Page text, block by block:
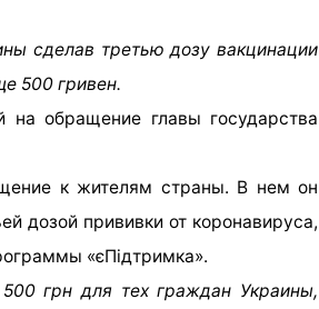
сделав третью дозу вакцинации
500 гривен.
обращение главы государства
к жителям страны. В нем он
дозой прививки от коронавируса,
«єПідтримка».
грн для тех граждан Украины,